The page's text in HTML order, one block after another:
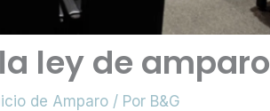
ley de amparo
de Amparo / Por B&G